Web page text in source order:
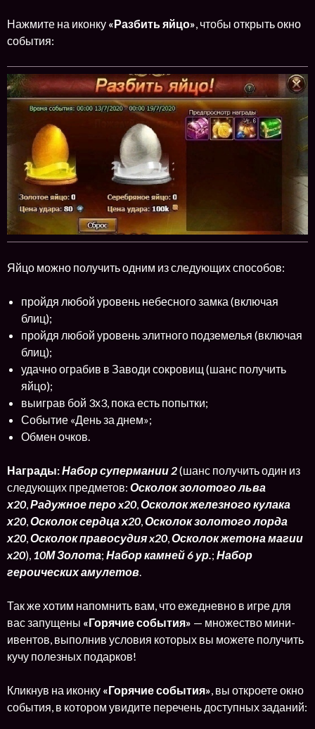
Нажмите на иконку «Разбить яйцо», чтобы открыть окно
события:
Яйцо можно получить одним из следующих способов:
пройдя любой уровень небесного замка (включая
блиц);
пройдя любой уровень элитного подземелья (включая
блиц);
удачно ограбив в Заводи сокровищ (шанс получить
яйцо);
выиграв бой 3х3, пока есть попытки;
Событие «День за днем»;
Обмен очков.
Награды:Набор супермании 2(шанс получить один из
следующих предметов: Осколок золотого льва
х20,Радужное перо x20,Осколок железного кулака
х20,Осколок сердца х20,Осколок золотого лорда
х20,Осколок правосудия x20,Осколок жетона магии
x20), 10М Золота; Набор камней 6 ур.; Набор
героических амулетов.
Так же хотим напомнить вам, что ежедневно в игре для
вас запущены «Горячие события» — множество мини-
ивентов, выполнив условия которых вы можете получить
кучу полезных подарков!
Кликнув на иконку «Горячие события», вы откроете окно
события, в котором увидите перечень доступных заданий: